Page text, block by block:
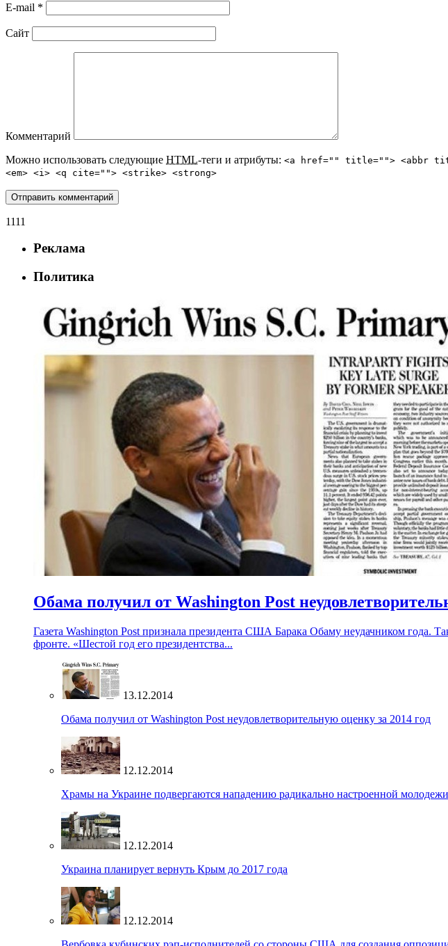
E-mail *
Сайт
Комментарий
Можно использовать следующие HTML-теги и атрибуты: <a href="" title=""> <abbr
<em> <i> <q cite=""> <strike> <strong>
1111
Реклама
Политика
Обама получил от Washington Post
Газета Washington Post признала президента США Барака Обаму неудачником года.
фронте. «Шестой год его президентства...
13.12.2014
Обама получил от Washington Post неудовлетворительную оценку за 2014 год
12.12.2014
Храмы на Украине подвергаются нападению радикально настроенной молодежи
12.12.2014
Украина планирует вернуть Крым до 2017 года
12.12.2014